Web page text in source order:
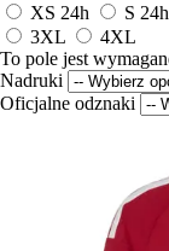
XS 24h S 24h
3XL
4XL
To pole jest
Nadruki
Oficjalne odznaki